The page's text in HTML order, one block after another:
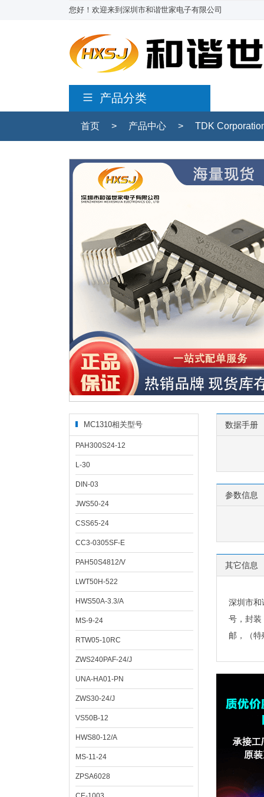
您好！欢迎来到深圳市和谐世家电子有限公司
产品分类
首页 > 产品中心 > TDK
MC1310相关型号
PAH300S24-12
L-30
DIN-03
JWS50-24
CSS65-24
CC3-0305SF-E
PAH50S4812/V
LWT50H-522
HWS50A-3.3/A
MS-9-24
RTW05-10RC
ZWS240PAF-24/J
UNA-HA01-PN
ZWS30-24/J
VS50B-12
HWS80-12/A
MS-11-24
ZPSA6028
数据手册
参数信息
其它信息
深圳市和
号，封装
邮，（